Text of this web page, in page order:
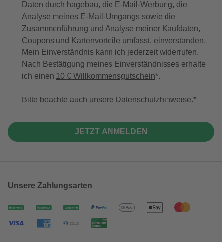
Daten durch hagebau, die E-Mail-Werbung, die
Analyse meines E-Mail-Umgangs sowie die
Zusammenführung und Analyse meiner Kaufdaten,
Coupons und Kartenvorteile umfasst, einverstanden.
Mein Einverständnis kann ich jederzeit widerrufen.
Nach Bestätigung meines Einverständnisses erhalte
ich einen 10 € Willkommensgutschein*.
Bitte beachte auch unsere Datenschutzhinweise.
JETZT ANMELDEN
Unsere Zahlungsarten